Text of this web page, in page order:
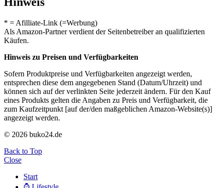
* = Afilliate-Link (=Werbung)
Als Amazon-Partner verdient der Seitenbetreiber an qualifizierten
Käufen.
Hinweis zu Preisen und Verfügbarkeiten
Sofern Produktpreise und Verfügbarkeiten angezeigt werden,
entsprechen diese dem angegebenen Stand (Datum/Uhrzeit) und
können sich auf der verlinkten Seite jederzeit ändern. Für den Kauf
eines Produkts gelten die Angaben zu Preis und Verfügbarkeit, die
zum Kaufzeitpunkt [auf der/den maßgeblichen Amazon-Website(s)]
angezeigt werden.
© 2026 buko24.de
Back to Top
Close
Start